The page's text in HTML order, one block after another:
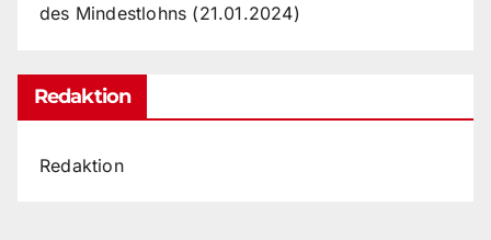
des Mindestlohns (21.01.2024)
Redaktion
Redaktion